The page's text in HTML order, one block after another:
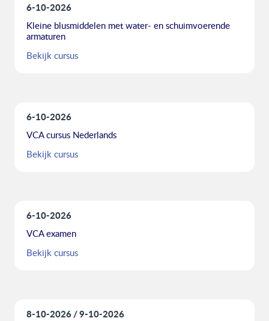
6-10-2026
Kleine blusmiddelen met water- en schuimvoerende
armaturen
Bekijk cursus
6-10-2026
VCA cursus Nederlands
Bekijk cursus
6-10-2026
VCA examen
Bekijk cursus
8-10-2026 9-10-2026